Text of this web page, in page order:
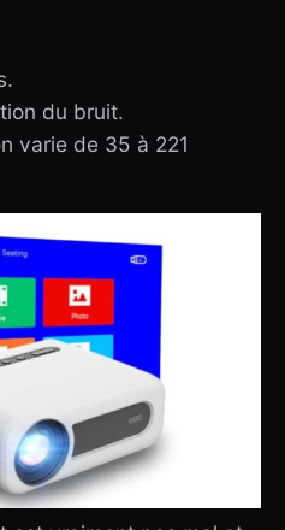
du bruit.
varie de 35 à 221